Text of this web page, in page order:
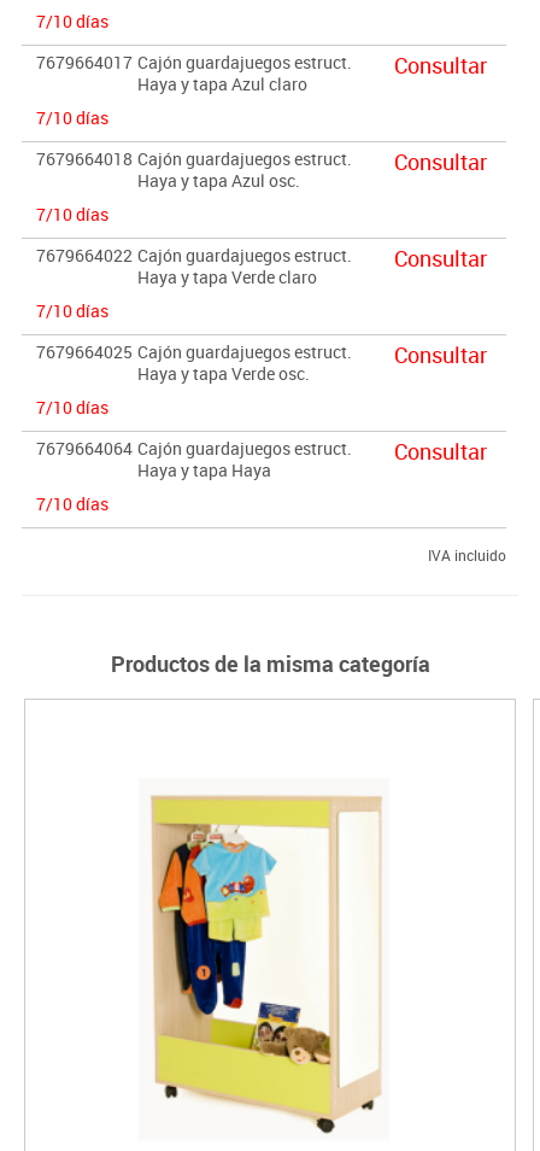
7/10 días
7679664017 Cajón guardajuegos estruct.
Haya y tapa Azul claro
7/10 días
Consultar
7679664018 Cajón guardajuegos estruct.
Haya y tapa Azul osc.
7/10 días
Consultar
7679664022 Cajón guardajuegos estruct.
Haya y tapa Verde claro
7/10 días
Consultar
7679664025 Cajón guardajuegos estruct.
Haya y tapa Verde osc.
7/10 días
Consultar
7679664064 Cajón guardajuegos estruct.
Haya y tapa Haya
7/10 días
Consultar
IVA incluido
Productos de la misma categoría